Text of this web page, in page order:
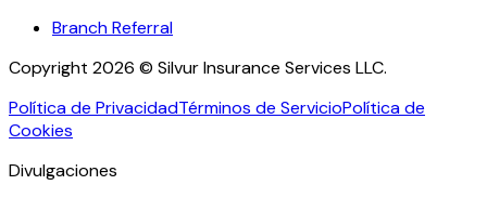
Branch Referral
Copyright 2026 © Silvur Insurance Services LLC.
Política de PrivacidadTérminos de ServicioPolítica de
Cookies
Divulgaciones